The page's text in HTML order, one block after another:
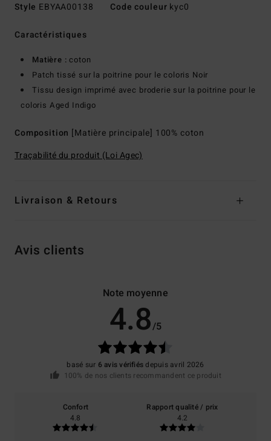
Style EBYAA00138 Code couleur kyc0
Caractéristiques
Matière :coton
Patch tissé sur la poitrine pour le coloris Noir
Tissu design imprimé avec broderie sur la poitrine pour le
coloris Aged Indigo
Composition [Matière principale] 100% coton
Traçabilité du produit (Loi Agec)
Livraison & Retours
Avis clients
Note moyenne
4.8/5
basé sur 6 avis vérifiésdepuis avril 2026
100% de nos clients recommandent ce produit
Confort
4.8
Rapport qualité / prix
4.2